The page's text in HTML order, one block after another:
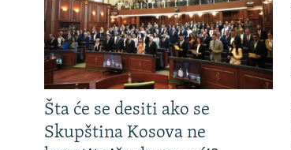
Šta će se desiti ako se
Skupština Kosova ne